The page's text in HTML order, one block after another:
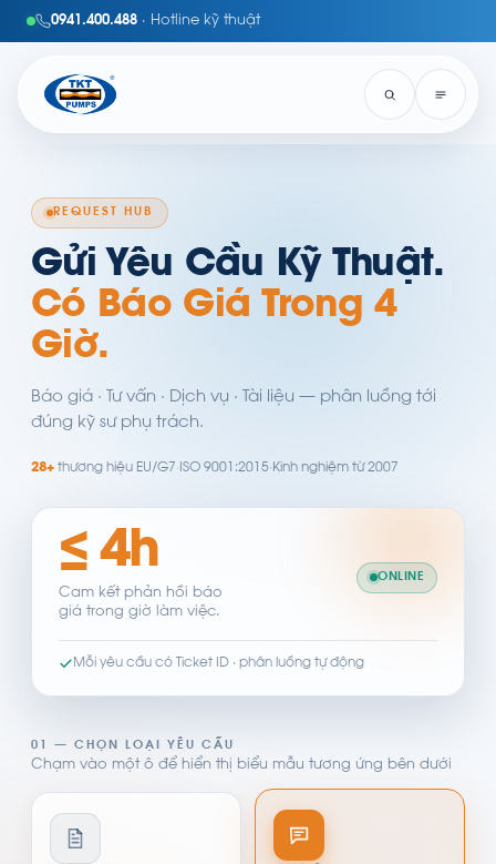
0941.400.488 · Hotline kỹ thuật
REQUEST HUB
Gửi Yêu Cầu Kỹ Thuật.
Có Báo Giá Trong 4
Giờ.
Báo giá · Tư vấn · Dịch vụ · Tài liệu — phân luồng tới
đúng kỹ sư phụ trách.
28+ thương hiệu EU/G7· ISO 9001:2015· Kinh nghiệm từ 2007
≤ 4h
Cam kết phản hồi báo
giá trong giờ làm việc.
ONLINE
Mỗi yêu cầu có Ticket ID · phân luồng tự động
01 — CHỌN LOẠI YÊU CẦU
Chạm vào một ô để hiển thị biểu mẫu tương ứng bên dưới